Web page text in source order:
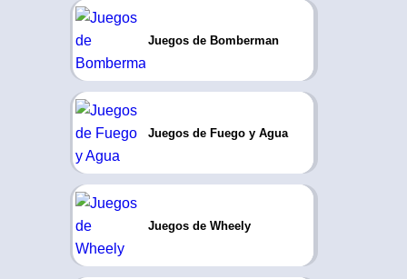
Juegos de Bomberman
Juegos de Fuego y Agua
Juegos de Wheely